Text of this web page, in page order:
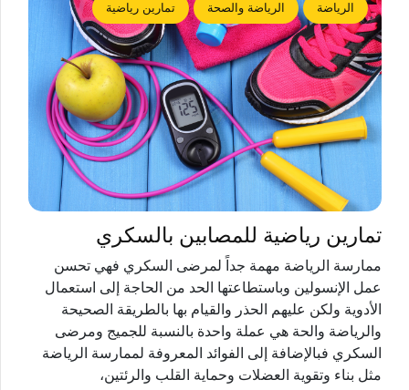
الرياضة الرياضة والصحة تمارين رياضية
تمارين رياضية للمصابين بالسكري
ممارسة الرياضة مهمة جداً لمرضى السكري فهي تحسن
عمل الإنسولين وباستطاعتها الحد من الحاجة إلى استعمال
الأدوية ولكن عليهم الحذر والقيام بها بالطريقة الصحيحة
والرياضة والحة هي عملة واحدة بالنسبة للجميج ومرضى
السكري فبالإضافة إلى الفوائد المعروفة لممارسة الرياضة
مثل بناء وتقوية العضلات وحماية القلب والرئتين،